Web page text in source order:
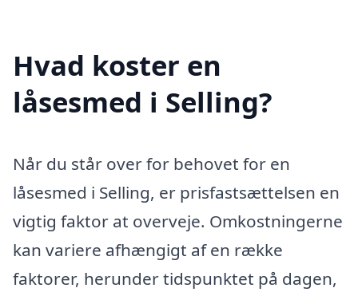
Hvad koster en
låsesmed i Selling?
Når du står over for behovet for en
låsesmed i Selling, er prisfastsættelsen en
vigtig faktor at overveje. Omkostningerne
kan variere afhængigt af en række
faktorer, herunder tidspunktet på dagen,